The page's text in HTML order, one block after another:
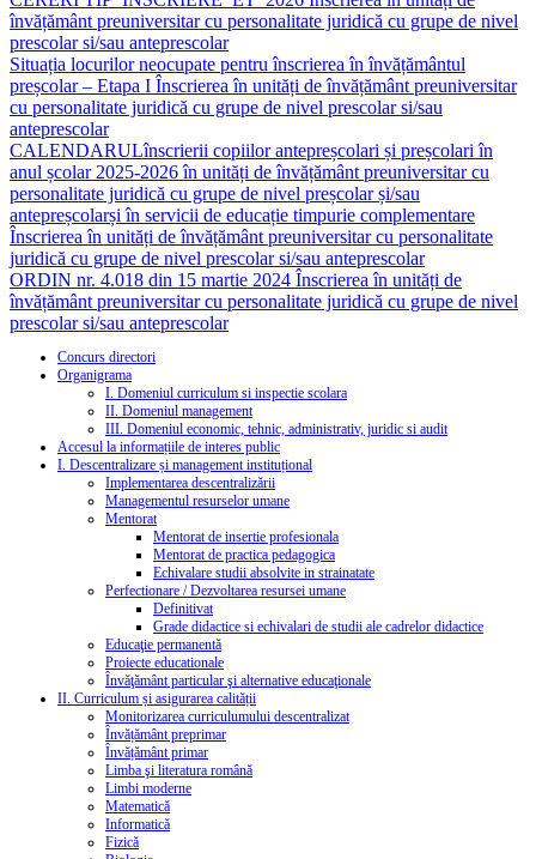
învățământ preuniversitar cu personalitate juridică cu grupe de nivel
prescolar si/sau anteprescolar
Situația locurilor neocupate pentru înscrierea în învățământul
preșcolar – Etapa I Înscrierea în unități de învățământ preuniversitar
cu personalitate juridică cu grupe de nivel prescolar si/sau
anteprescolar
CALENDARULînscrierii copiilor antepreșcolari și preșcolari în
anul școlar 2025-2026 în unități de învățământ preuniversitar cu
personalitate juridică cu grupe de nivel preșcolar și/sau
antepreșcolarși în servicii de educație timpurie complementare
Înscrierea în unități de învățământ preuniversitar cu personalitate
juridică cu grupe de nivel prescolar si/sau anteprescolar
ORDIN nr. 4.018 din 15 martie 2024 Înscrierea în unități de
învățământ preuniversitar cu personalitate juridică cu grupe de nivel
prescolar si/sau anteprescolar
Concurs directori
Organigrama
I. Domeniul curriculum si inspectie scolara
II. Domeniul management
III. Domeniul economic, tehnic, administrativ, juridic si audit
Accesul la informațiile de interes public
I. Descentralizare și management instituțional
Implementarea descentralizării
Managementul resurselor umane
Mentorat
Mentorat de insertie profesionala
Mentorat de practica pedagogica
Echivalare studii absolvite in strainatate
Perfectionare / Dezvoltarea resursei umane
Definitivat
Grade didactice si echivalari de studii ale cadrelor didactice
Educaţie permanentă
Proiecte educationale
Învăţământ particular şi alternative educaţionale
II. Curriculum și asigurarea calității
Monitorizarea curriculumului descentralizat
Învățământ preprimar
Învățământ primar
Limba şi literatura română
Limbi moderne
Matematică
Informatică
Fizică